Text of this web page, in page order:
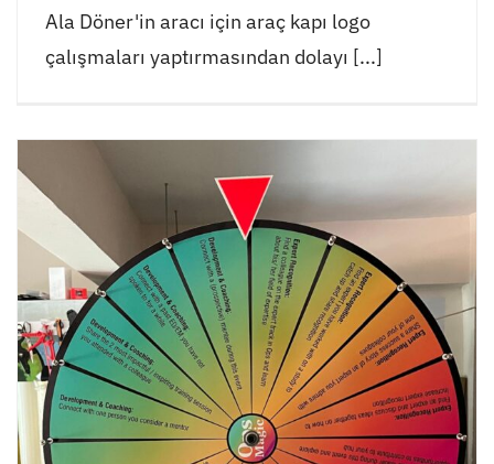
Ala Döner'in aracı için araç kapı logo
çalışmaları yaptırmasından dolayı [...]